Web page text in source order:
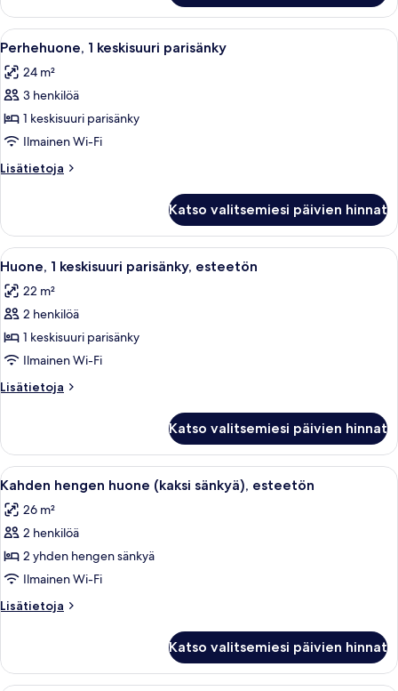
huone
(kaksi
sänkyä)
Avaa
kaikki
huonetyypin
Perhehuone,
1
keskisuuri
parisänky
kuvat
Hotellihuone, jossa on kaksi
5
Perhehuone, 1 keskisuuri parisänky
24 m²
3 henkilöä
1 keskisuuri parisänky
Ilmainen Wi-Fi
Lisätietoja
Lisätietoja
keskisuuri
parisänky
Katso valitsemiesi päivien hinnat
Avaa
kaikki
huonetyypin
Huone,
1
keskisuuri
parisänky,
esteetön
Hotellihuone, jossa on suuri sänky,
6
Huone, 1 keskisuuri parisänky, esteetön
22 m²
2 henkilöä
1 keskisuuri parisänky
Ilmainen Wi-Fi
Lisätietoja
Lisätietoja
keskisuuri
parisänky,
esteetön
Katso valitsemiesi päivien hinnat
Avaa
kaikki
huonetyypin
Kahden
hengen
huone
(kaksi
sänkyä),
kuvat
Hotellihuone, jossa on sänky,
5
Kahden hengen huone (kaksi sänkyä), esteetön
26 m²
2 henkilöä
2 yhden hengen sänkyä
Ilmainen Wi-Fi
Lisätietoja
Lisätietoja
huone
(kaksi
Katso valitsemiesi päivien hinnat